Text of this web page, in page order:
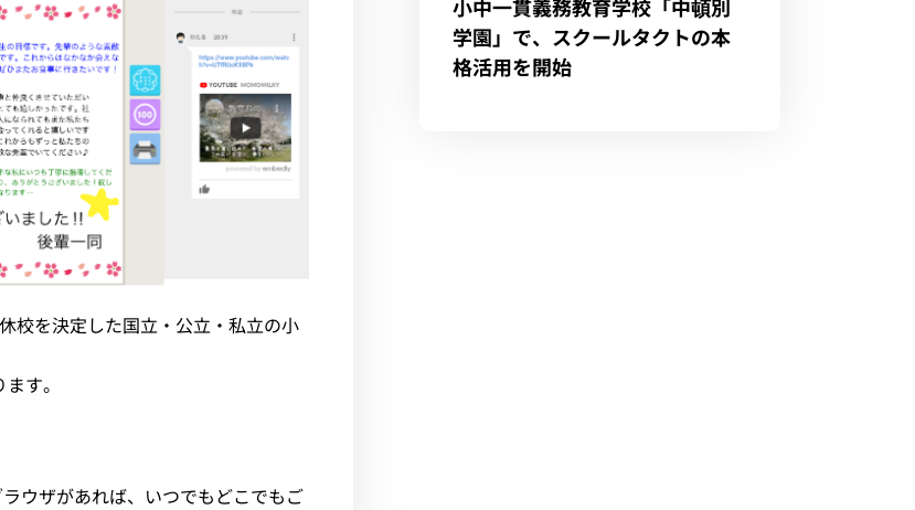
校を決定した国立・公立・私立の小
す。
ウザがあれば、いつでもどこでもご
小中一貫義務教育学校「中頓別
学園」で、スクールタクトの本
格活用を開始